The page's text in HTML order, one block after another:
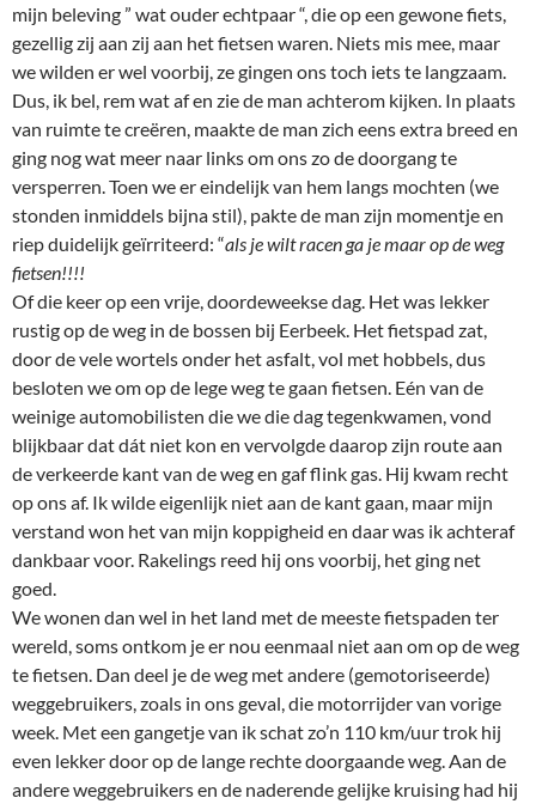
mijn beleving ” wat ouder echtpaar “, die op een gewone fiets,
gezellig zij aan zij aan het fietsen waren. Niets mis mee, maar
we wilden er wel voorbij, ze gingen ons toch iets te langzaam.
Dus, ik bel, rem wat af en zie de man achterom kijken. In plaats
van ruimte te creëren, maakte de man zich eens extra breed en
ging nog wat meer naar links om ons zo de doorgang te
versperren. Toen we er eindelijk van hem langs mochten (we
stonden inmiddels bijna stil), pakte de man zijn momentje en
riep duidelijk geïrriteerd: “als je wilt racen ga je maar op de weg
fietsen!!!!
Of die keer op een vrije, doordeweekse dag. Het was lekker
rustig op de weg in de bossen bij Eerbeek. Het fietspad zat,
door de vele wortels onder het asfalt, vol met hobbels, dus
besloten we om op de lege weg te gaan fietsen. Eén van de
weinige automobilisten die we die dag tegenkwamen, vond
blijkbaar dat dát niet kon en vervolgde daarop zijn route aan
de verkeerde kant van de weg en gaf flink gas. Hij kwam recht
op ons af. Ik wilde eigenlijk niet aan de kant gaan, maar mijn
verstand won het van mijn koppigheid en daar was ik achteraf
dankbaar voor. Rakelings reed hij ons voorbij, het ging net
goed.
We wonen dan wel in het land met de meeste fietspaden ter
wereld, soms ontkom je er nou eenmaal niet aan om op de weg
te fietsen. Dan deel je de weg met andere (gemotoriseerde)
weggebruikers, zoals in ons geval, die motorrijder van vorige
week. Met een gangetje van ik schat zo’n 110 km/uur trok hij
even lekker door op de lange rechte doorgaande weg. Aan de
andere weggebruikers en de naderende gelijke kruising had hij